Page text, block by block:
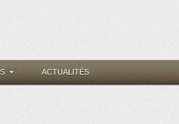
ACTUALITÉS